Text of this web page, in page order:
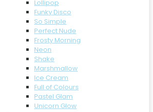
Lollipop
Funky Disco
So Simple
Perfect Nude
Frosty Morning
Neon
Shake
Marshmallow
Ice Cream
Full of Colours
Pastel Glam
Unicorn Glow